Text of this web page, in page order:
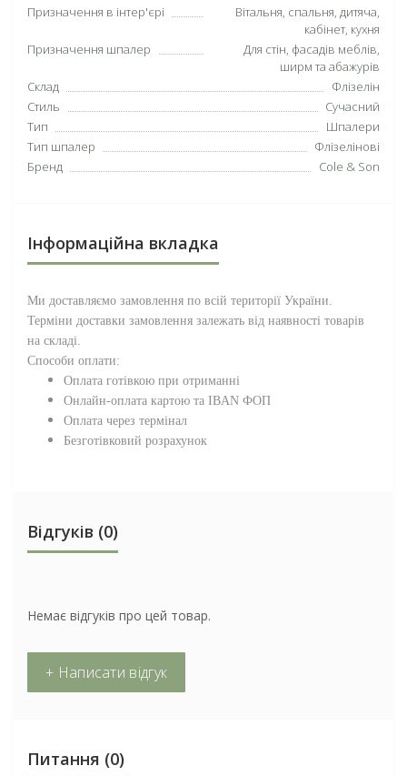
Призначення в інтер'єрі
Вітальня, спальня, дитяча,
кабінет, кухня
Призначення шпалер
Для стін, фасадів меблів,
ширм та абажурів
Склад
Флізелін
Стиль
Сучасний
Тип
Шпалери
Тип шпалер
Флізелінові
Бренд
Cole & Son
Інформаційна вкладка
Ми доставляємо замовлення по всій території України.
Терміни доставки замовлення залежать від наявності товарів
на складі.
Способи оплати:
Оплата готівкою при отриманні
Онлайн-оплата картою та IBAN ФОП
Оплата через термінал
Безготівковий розрахунок
Відгуків (0)
Немає відгуків про цей товар.
+ Написати відгук
Питання (0)